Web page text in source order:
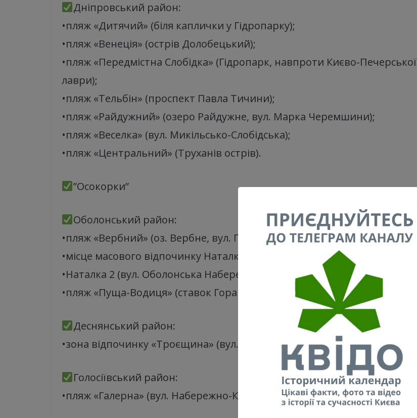
Дніпровський район:
•пляж «Дитячий» (біля каплички у Гідропарку);
•пляж «Венеція» (острів Долобецький);
•пляж «Передмістна Слобідка» (Гідропарк, навпроти Києво-Печерської
лаври);
•пляж «Тельбін» (проспект Павла Тичини);
•пляж «Райдужний» (озеро Райдужне, вул. Марка Черемшини);
•пляж «Веселка» (вул. Микільсько-Слобідська);
•пляж «Центральний» (Труханів острів).
”Осокорки”
Оболонський район:
•пляж «Вербний» (оз. Вербне, вул. Приозерна);
•місце масового відпочинку Наталка (затока Оболонь, вул. Прирічна);
•Наталка 2 (вул. Оболонська Набережна);
•пляж «Пуща-Водиця» (ставок Горащиха, 7 лінія);
Деснянський район:
•зона відпочинку «Троєщина» (вул. Оноре де Бальзака).
Голосіївський район:
•пляж «Галерна» (вул. Набережно-Корчуватська).